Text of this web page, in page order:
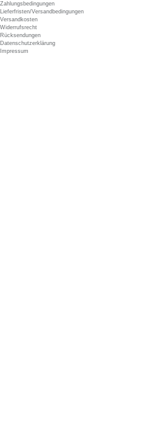
Zahlungsbedingungen
Lieferfristen/Versandbedingungen
Versandkosten
Widerrufsrecht
Rücksendungen
Datenschutzerklärung
Impressum